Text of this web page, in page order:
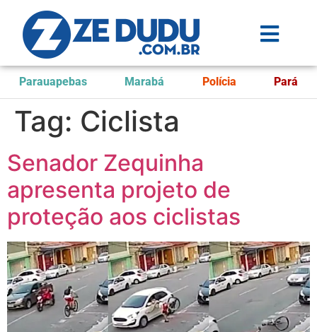
Parauapebas Marabá Polícia Pará
Tag: Ciclista
Senador Zequinha
apresenta projeto de
proteção aos ciclistas